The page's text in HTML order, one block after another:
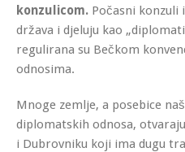
konzulicom. Počasni konzuli
država i djeluju kao
regulirana su Bečkom
odnosima.
Mnoge zemlje, a posebice
diplomatskih odnosa,
i Dubrovniku koji ima dugu